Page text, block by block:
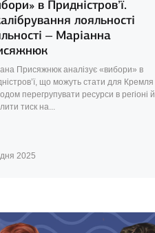
в Придністров’ї.
лояльності
– Маріанна
Присяжнюк аналізує «вибори» в
що можуть стати для Кремля
перегрупувати ресурси в регіоні й
тиск на...
2025